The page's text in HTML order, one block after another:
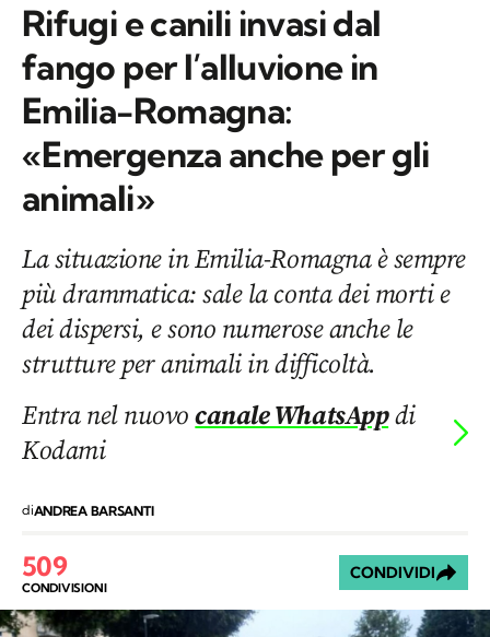
Rifugi e canili invasi dal
fango per l’alluvione in
Emilia-Romagna:
«Emergenza anche per gli
animali»
La situazione in Emilia-Romagna è sempre
più drammatica: sale la conta dei morti e
dei dispersi, e sono numerose anche le
strutture per animali in difficoltà.
Entra nel nuovocanale WhatsAppdi
Kodami
diANDREA BARSANTI
509
CONDIVISIONI
CONDIVIDI